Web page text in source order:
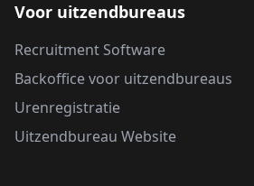
Voor uitzendbureaus
Recruitment Software
Backoffice voor uitzendbureaus
Urenregistratie
Uitzendbureau Website